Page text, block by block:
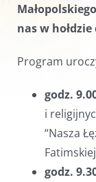
nas w
Program
godz.
i
“Nasza
Fatimskiej
godz.